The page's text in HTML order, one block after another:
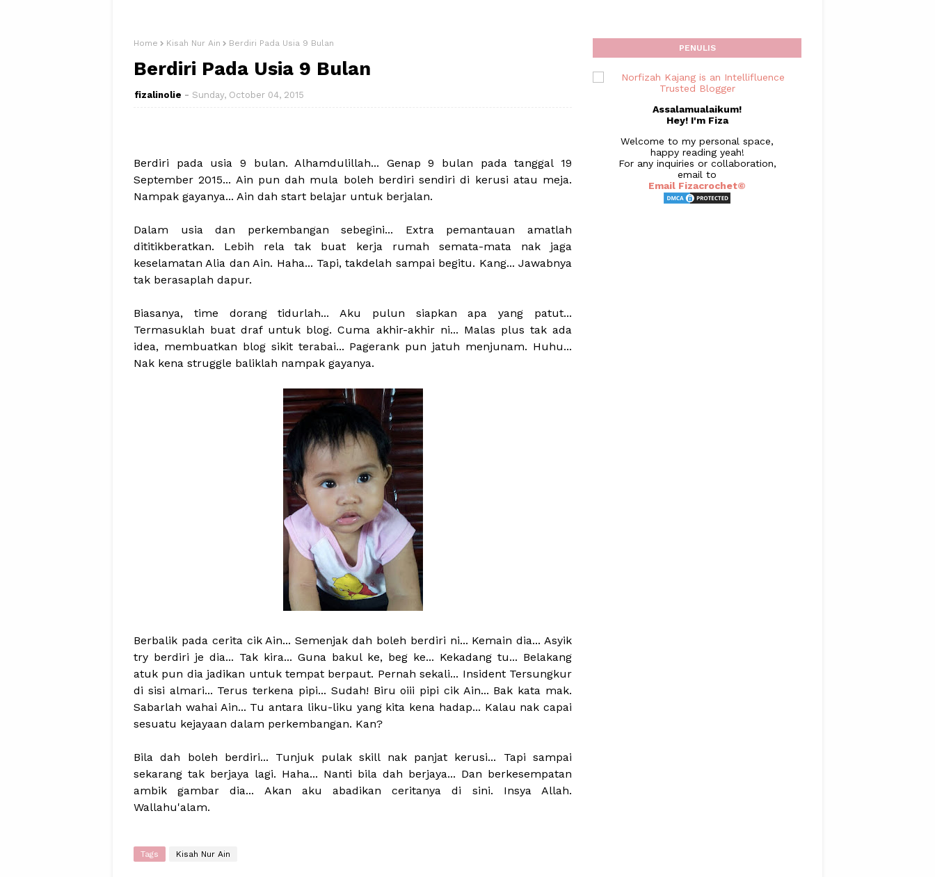
Home Kisah Nur Ain Berdiri Pada Usia 9 Bulan
Berdiri Pada Usia 9 Bulan
fizalinolie Sunday, October 04, 2015
Berdiri pada usia 9 bulan. Alhamdulillah... Genap 9 bulan pada tanggal 19
September 2015... Ain pun dah mula boleh berdiri sendiri di kerusi atau meja.
Nampak gayanya... Ain dah start belajar untuk berjalan.
Dalam usia dan perkembangan sebegini... Extra pemantauan amatlah
dititikberatkan. Lebih rela tak buat kerja rumah semata-mata nak jaga
keselamatan Alia dan Ain. Haha... Tapi, takdelah sampai begitu. Kang... Jawabnya
tak berasaplah dapur.
Biasanya, time dorang tidurlah... Aku pulun siapkan apa yang patut...
Termasuklah buat draf untuk blog. Cuma akhir-akhir ni... Malas plus tak ada
idea, membuatkan blog sikit terabai... Pagerank pun jatuh menjunam. Huhu...
Nak kena struggle baliklah nampak gayanya.
Berbalik pada cerita cik Ain... Semenjak dah boleh berdiri ni... Kemain dia... Asyik
try berdiri je dia... Tak kira... Guna bakul ke, beg ke... Kekadang tu... Belakang
atuk pun dia jadikan untuk tempat berpaut. Pernah sekali... Insident Tersungkur
di sisi almari... Terus terkena pipi... Sudah! Biru oiii pipi cik Ain... Bak kata mak.
Sabarlah wahai Ain... Tu antara liku-liku yang kita kena hadap... Kalau nak capai
sesuatu kejayaan dalam perkembangan. Kan?
Bila dah boleh berdiri... Tunjuk pulak skill nak panjat kerusi... Tapi sampai
sekarang tak berjaya lagi. Haha... Nanti bila dah berjaya... Dan berkesempatan
ambik gambar dia... Akan aku abadikan ceritanya di sini. Insya Allah.
Wallahu'alam.
Tags Kisah Nur Ain
PENULIS
Assalamualaikum!
Hey! I'm Fiza
Welcome to my personal space,
happy reading yeah!
For any inquiries or collaboration,
email to
Email Fizacrochet©